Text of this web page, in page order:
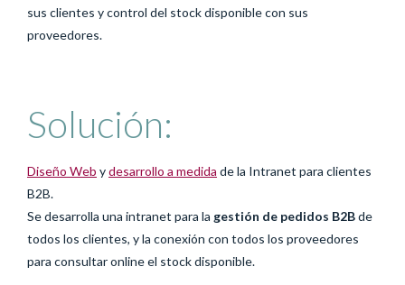
sus clientes y control del stock disponible con sus
proveedores.
Solución:
Diseño Web ydesarrollo a medida de la Intranet para clientes
B2B.
Se desarrolla una intranet para la gestión de pedidos B2Bde
todos los clientes, y la conexión con todos los proveedores
para consultar online el stock disponible.